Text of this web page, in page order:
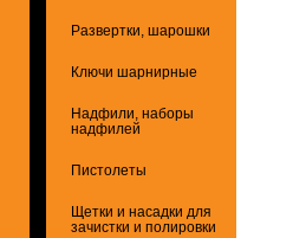
Развертки, шарошки
Ключи шарнирные
Надфили, наборы
надфилей
Пистолеты
Щетки и насадки для
зачистки и полировки